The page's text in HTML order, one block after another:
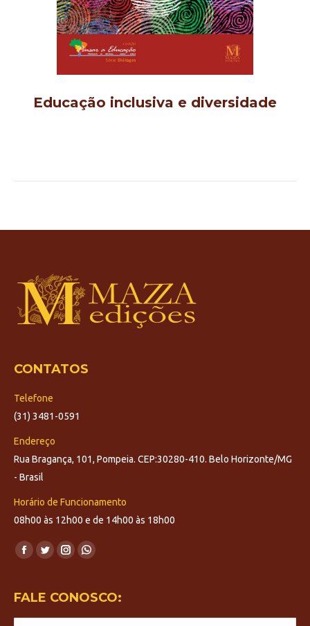
Educação inclusiva e diversidade
CONTATOS
Telefone
(31) 3481-0591
Endereço
Rua Bragança, 101, Pompeia. CEP:30280-410. Belo Horizonte/MG
- Brasil
Horário de Funcionamento
08h00 às 12h00 e de 14h00 às 18h00
Encontre-nos em:
Facebook
opens
Twitter
opens
Instagram
opens
Whatsapp
opens
FALE CONOSCO: